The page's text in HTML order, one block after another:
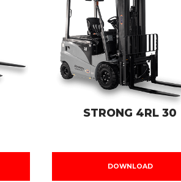
STRONG 4RL 30
DOWNLOAD